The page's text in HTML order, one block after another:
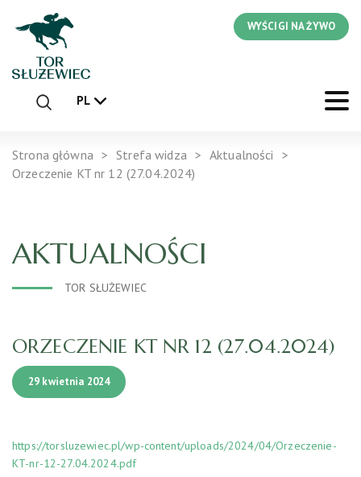
WYŚCIGI NA ŻYWO
PL
Strona główna Strefa widza
Aktualności
Orzeczenie KT nr 12 (27.04.2024)
AKTUALNOŚCI
TOR SŁUŻEWIEC
ORZECZENIE KT NR 12 (27.04.2024)
29 kwietnia 2024
https://torsluzewiec.pl/wp-content/uploads/2024/04/Orzeczenie-
KT-nr-12-27.04.2024.pdf